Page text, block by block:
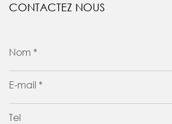
CONTACTEZ NOUS
Nom *
E-mail *
Tel